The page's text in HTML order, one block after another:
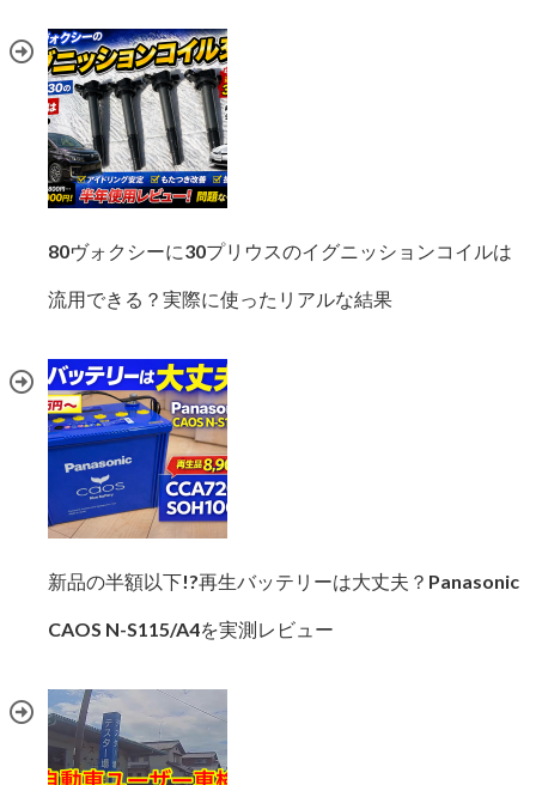
80ヴォクシーに30プリウスのイグニッションコイルは
流用できる？実際に使ったリアルな結果
新品の半額以下!?再生バッテリーは大丈夫？Panasonic
CAOS N-S115/A4を実測レビュー